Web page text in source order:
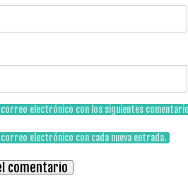
correo electrónico con los siguientes
correo electrónico con cada nueva entrada.